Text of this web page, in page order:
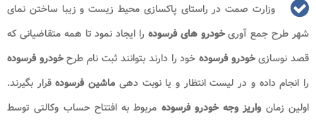
وزارت صمت در راستای پاکسازی محیط زیست و زیبا ساختن نمای
شهر طرح جمع آوریخودرو های فرسوده را ایجاد نمود تا همه متقاضیانی که
قصد نوسازیخودرو فرسوده خود را دارند بتوانند ثبت نام طرحخودرو فرسوده
را انجام داده و در لیست انتظار و یا نوبت دهی ماشین فرسودهقرار بگیرند.
اولین زمان واریز وجه خودرو فرسوده مربوط به افتتاح حساب وکالتی توسط